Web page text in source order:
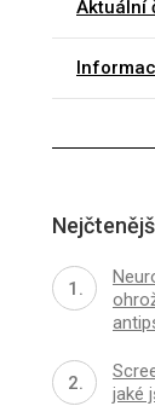
Aktuální
jaké